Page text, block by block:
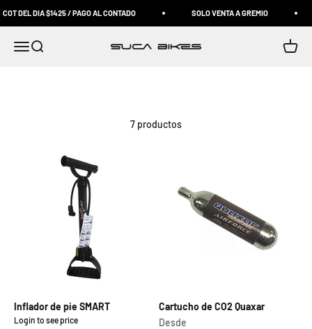
DEL DIA $1425 / PAGO AL CONTADO SOLO VENTA A GREMIO
Abrir menú de navegación
Abrir búsqueda Suca Bikes Abrir
7 productos
Inflador de pie SMART
Precio de oferta
Login to see price
Cartucho de CO2 Quaxar
Precio de oferta
Desde